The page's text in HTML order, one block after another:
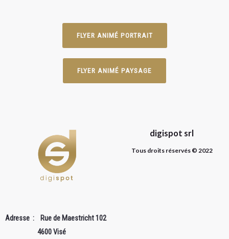
FLYER ANIMÉ PORTRAIT
FLYER ANIMÉ PAYSAGE
digispot srl
Tous droits réservés © 2022
Adresse : Rue de Maestricht 102
4600 Visé